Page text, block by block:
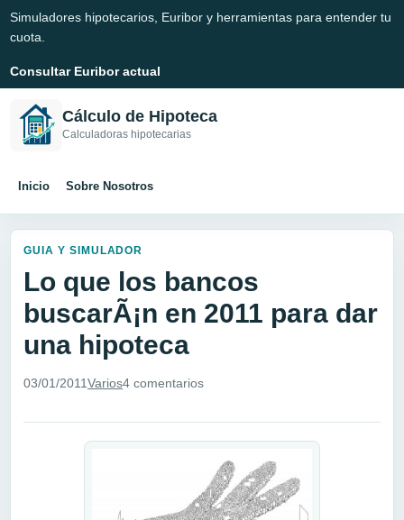
Simuladores hipotecarios, Euribor y herramientas para entender tu
cuota.
Consultar Euribor actual
Cálculo de Hipoteca
Calculadoras hipotecarias
Inicio Sobre Nosotros
GUIA Y SIMULADOR
Lo que los bancos
buscarÃ¡n en 2011 para dar
una hipoteca
03/01/2011Varios4 comentarios